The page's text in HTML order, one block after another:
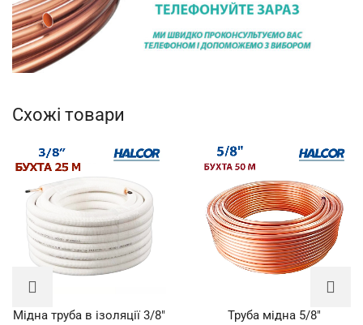
Схожі товари
Мідна труба в ізоляції 3/8″
Труба мідна 5/8″